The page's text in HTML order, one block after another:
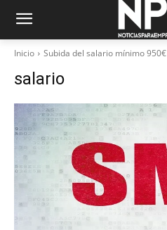
Inicio Subida del salario mínimo 950€
salario